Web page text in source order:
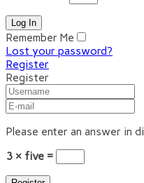
Remember Me
Lost your password?
Register
Register
Please enter an answer in
3 × five =